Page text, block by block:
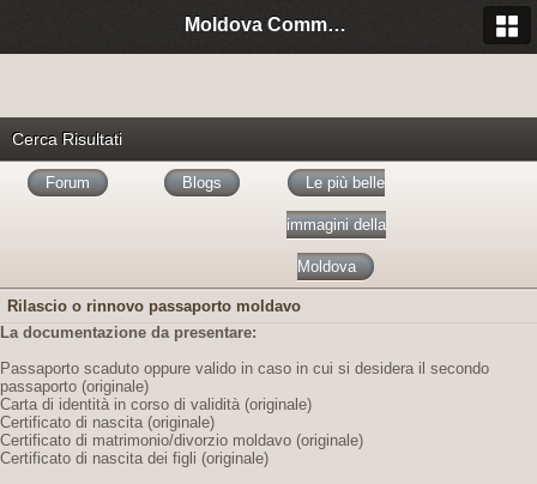
Moldova Community Italia
Cerca Risultati
Forum Blogs Le più belle
immagini della
Moldova
Rilascio o rinnovo passaporto moldavo
La documentazione da presentare:
Passaporto scaduto oppure valido in caso in cui si desidera il secondo
passaporto (originale)
Carta di identità in corso di validità (originale)
Certificato di nascita (originale)
Certificato di matrimonio/divorzio moldavo (originale)
Certificato di nascita dei figli (originale)